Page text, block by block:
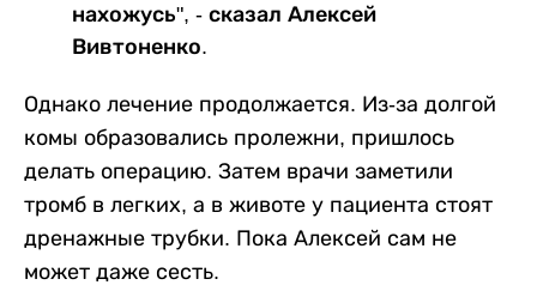
нахожусь", - сказал Алексей
Вивтоненко.
Однако лечение продолжается. Из-за долгой
комы образовались пролежни, пришлось
делать операцию. Затем врачи заметили
тромб в легких, а в животе у пациента стоят
дренажные трубки. Пока Алексей сам не
может даже сесть.